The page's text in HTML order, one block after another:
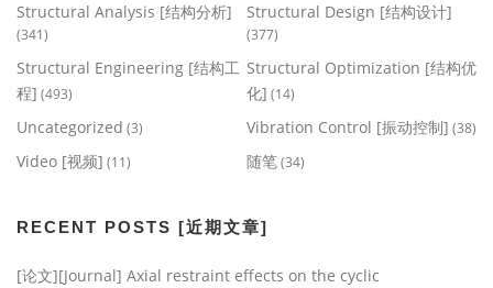
Structural Analysis [结构分析]
(341)
Structural Design [结构设计]
(377)
Structural Engineering [结构工
程] (493)
Structural Optimization [结构优
化] (14)
Uncategorized (3) Vibration Control [振动控制] (38)
Video [视频] (11) 随笔(34)
RECENT POSTS [近期文章]
[论文][Journal] Axial restraint effects on the cyclic